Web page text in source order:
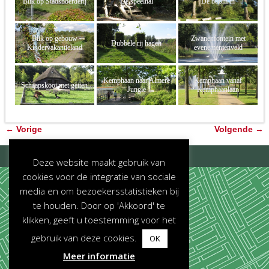
Blik op gebouw
Kindervakantieland
Dubbele rij hagen
Zwanenfontein met
evenementenveld
Schaapskooi met geiten
Kemphaan naar Almere
Jungle
Kemphaan vanaf
Kemphaanlaan
Bericht navigatie
← Vorige Volgende →
Deze website maakt gebruik van
cookies voor de integratie van sociale
media en om bezoekersstatistieken bij
te houden. Door op 'Akkoord' te
klikken, geeft u toestemming voor het
gebruik van deze cookies.
OK
Meer informatie